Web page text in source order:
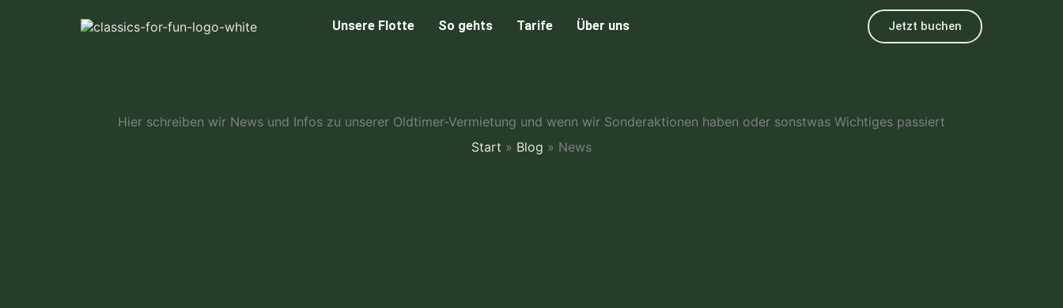
Unsere Flotte So gehts Tarife Über uns Jetzt buchen
Hier schreiben wir News und Infos zu unserer Oldtimer-Vermietung und wenn wir Sonderaktionen haben oder sonstwas Wichtiges passiert
Start
Blog News